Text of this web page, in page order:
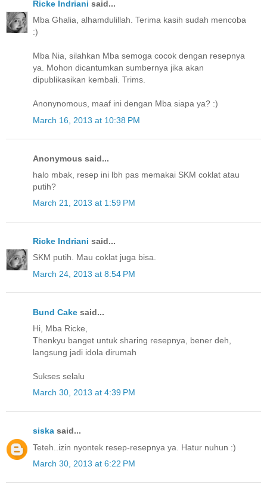
Ricke Indriani said...
Mba Ghalia, alhamdulillah. Terima kasih sudah mencoba
:)
Mba Nia, silahkan Mba semoga cocok dengan resepnya
ya. Mohon dicantumkan sumbernya jika akan
dipublikasikan kembali. Trims.
Anonynomous, maaf ini dengan Mba siapa ya? :)
March 16, 2013 at 10:38 PM
Anonymous said...
halo mbak, resep ini lbh pas memakai SKM coklat atau
putih?
March 21, 2013 at 1:59 PM
Ricke Indriani said...
SKM putih. Mau coklat juga bisa.
March 24, 2013 at 8:54 PM
Bund Cake said...
Hi, Mba Ricke,
Thenkyu banget untuk sharing resepnya, bener deh,
langsung jadi idola dirumah
Sukses selalu
March 30, 2013 at 4:39 PM
siska said...
Teteh..izin nyontek resep-resepnya ya. Hatur nuhun :)
March 30, 2013 at 6:22 PM